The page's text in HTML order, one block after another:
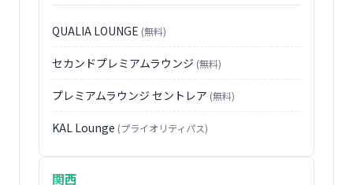
QUALIA LOUNGE (無料)
セカンドプレミアムラウンジ (無料)
プレミアムラウンジ セントレア (無料)
KAL Lounge (プライオリティパス)
関西